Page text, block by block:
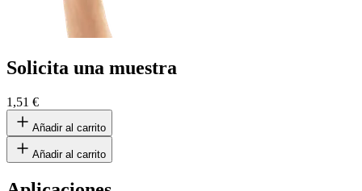
Solicita una muestra
1,51 €
Añadir al carrito
Añadir al carrito